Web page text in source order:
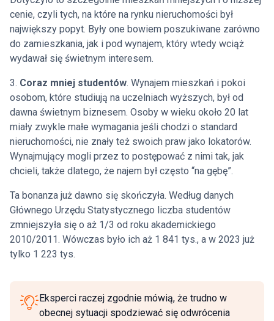
cenie, czyli tych, na które na rynku nieruchomości był
największy popyt. Były one bowiem poszukiwane zarówno
do zamieszkania, jak i pod wynajem, który wtedy wciąż
wydawał się świetnym interesem.
3. Coraz mniej studentów. Wynajem mieszkań i pokoi
osobom, które studiują na uczelniach wyższych, był od
dawna świetnym biznesem. Osoby w wieku około 20 lat
miały zwykle małe wymagania jeśli chodzi o standard
nieruchomości, nie znały też swoich praw jako lokatorów.
Wynajmujący mogli przez to postępować z nimi tak, jak
chcieli, także dlatego, że najem był często “na gębę”.
Ta bonanza już dawno się skończyła. Według danych
Głównego Urzędu Statystycznego liczba studentów
zmniejszyła się o aż 1/3 od roku akademickiego
2010/2011. Wówczas było ich aż 1 841 tys., a w 2023 już
tylko 1 223 tys.
Eksperci raczej zgodnie mówią, że trudno w
obecnej sytuacji spodziewać się odwrócenia